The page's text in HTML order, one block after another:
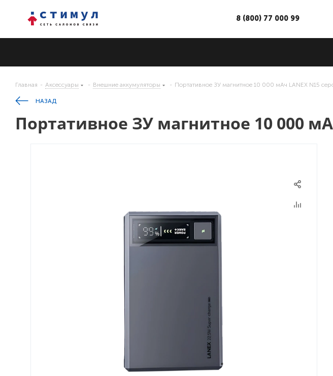
8 (800) 77 000 99
Главная - Аксессуары - Внешние аккумуляторы - Портативное ЗУ магнитное 10 000 мАч LANEX N15
НАЗАД
Портативное ЗУ магнитное 10 000